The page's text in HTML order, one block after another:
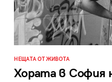
НЕЩАТА ОТ ЖИВОТА
Хората в София